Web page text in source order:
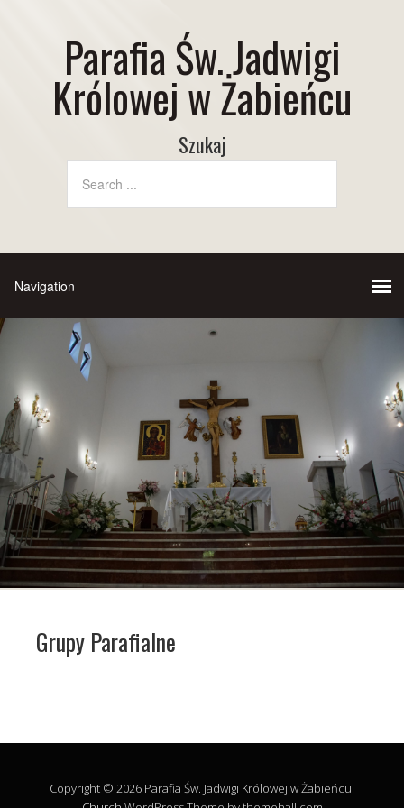
Parafia Św. Jadwigi
Królowej w Żabieńcu
Szukaj
Grupy Parafialne
Copyright © 2026 Parafia Św. Jadwigi Królowej w Żabieńcu.